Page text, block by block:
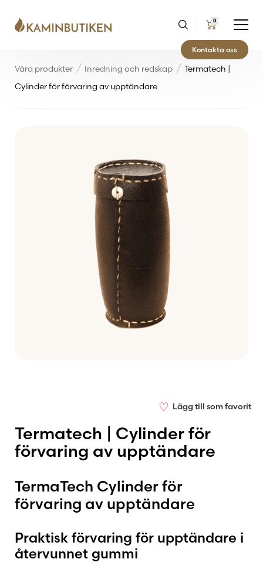
0
Kontakta oss
Våra produkter Inredning och redskap
Termatech |
Cylinder för förvaring av upptändare
♡ Lägg till som favorit
Termatech | Cylinder för
förvaring av upptändare
TermaTech Cylinder för
förvaring av upptändare
Praktisk förvaring för upptändare i
återvunnet gummi